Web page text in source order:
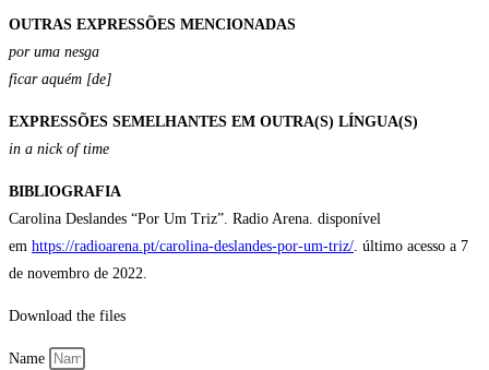
OUTRAS EXPRESSÕES MENCIONADAS
por uma nesga
ficar aquém [de]
EXPRESSÕES SEMELHANTES EM OUTRA(S) LÍNGUA(S)
in a nick of time
BIBLIOGRAFIA
Carolina Deslandes “Por Um Triz”. Radio Arena. disponível
em https://radioarena.pt/carolina-deslandes-por-um-triz/. último acesso a 7
de novembro de 2022.
Download the files
Name